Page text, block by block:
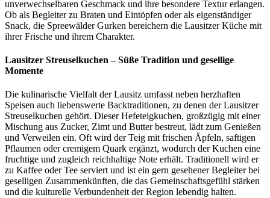
unverwechselbaren Geschmack und ihre besondere Textur erlangen.
Ob als Begleiter zu Braten und Eintöpfen oder als eigenständiger
Snack, die Spreewälder Gurken bereichern die Lausitzer Küche mit
ihrer Frische und ihrem Charakter.
Lausitzer Streuselkuchen – Süße Tradition und gesellige
Momente
Die kulinarische Vielfalt der Lausitz umfasst neben herzhaften
Speisen auch liebenswerte Backtraditionen, zu denen der Lausitzer
Streuselkuchen gehört. Dieser Hefeteigkuchen, großzügig mit einer
Mischung aus Zucker, Zimt und Butter bestreut, lädt zum Genießen
und Verweilen ein. Oft wird der Teig mit frischen Äpfeln, saftigen
Pflaumen oder cremigem Quark ergänzt, wodurch der Kuchen eine
fruchtige und zugleich reichhaltige Note erhält. Traditionell wird er
zu Kaffee oder Tee serviert und ist ein gern gesehener Begleiter bei
geselligen Zusammenkünften, die das Gemeinschaftsgefühl stärken
und die kulturelle Verbundenheit der Region lebendig halten.